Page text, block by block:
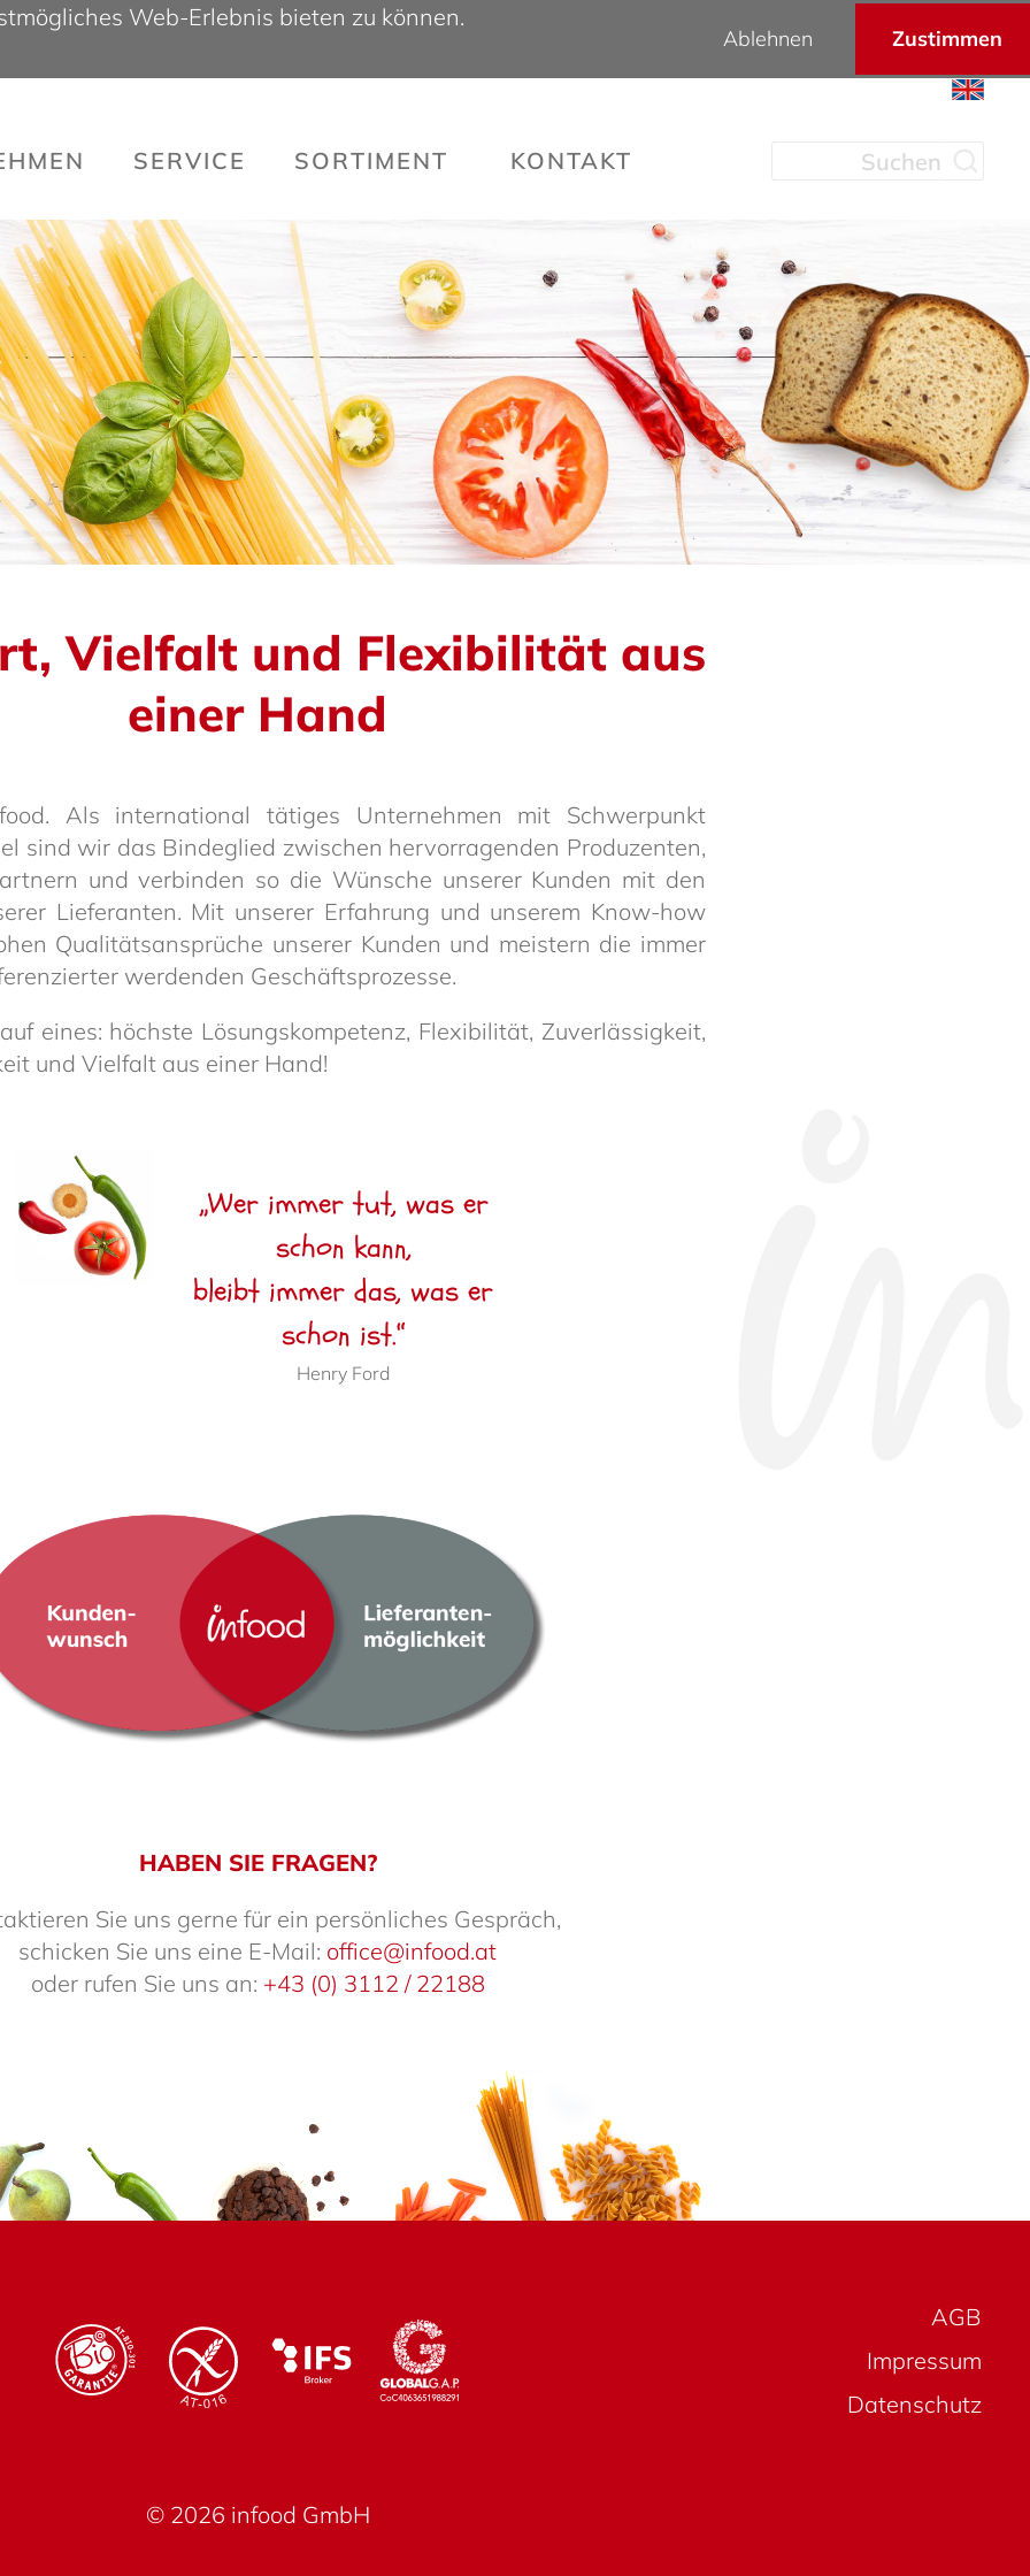
Web-Erlebnis bieten zu können.
Ablehnen Zustimmen
SERVICE SORTI­MENT KONTAKT
Viel­falt und Flexi­bi­lität aus
einer Hand
Als inter­na­tional tätiges Unter­nehmen mit Schwer­punkt
sind wir das Binde­glied zwischen hervor­ra­genden Produ­zenten,
und verbinden so die Wünsche unserer Kunden mit den
Liefe­ranten. Mit unserer Erfah­rung und unserem Know-how
Quali­täts­an­sprüche unserer Kunden und meis­tern die immer
werdenden Geschäfts­pro­zesse.
eines: höchste Lösungs­kom­pe­tenz, Flexi­bi­lität, Zuver­läs­sig­keit,
und Viel­falt aus einer Hand!
„Wer immer tut, was er
schon kann,
bleibt immer das, was er
schon ist.“
Henry Ford
HABEN SIE FRAGEN?
Sie uns gerne für ein persön­li­ches Gespräch,
schi­cken Sie uns eine E-Mail: office@infood.at
oder rufen Sie uns an: +43 (0) 3112 / 22188
AGB
Impressum
Daten­schutz
© 2026 infood GmbH